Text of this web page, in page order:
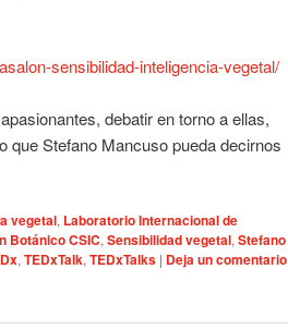
sensibilidad-inteligencia-vegetal/
debatir en torno a ellas,
que Stefano Mancuso pueda decirnos
vegetal, Laboratorio Internacional de
Botánico CSIC,Sensibilidad vegetal,Stefano
,TEDxTalk,TEDxTalks | Deja un comentario